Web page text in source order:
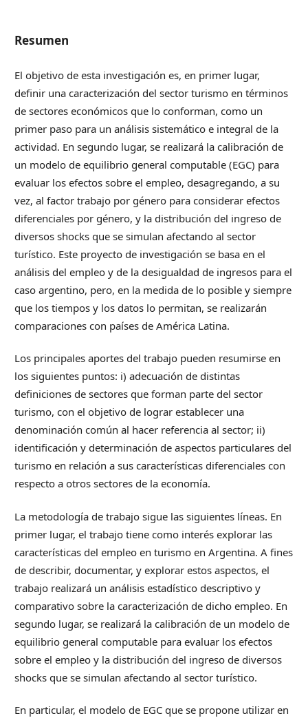
Resumen
El objetivo de esta investigación es, en primer lugar,
definir una caracterización del sector turismo en términos
de sectores económicos que lo conforman, como un
primer paso para un análisis sistemático e integral de la
actividad. En segundo lugar, se realizará la calibración de
un modelo de equilibrio general computable (EGC) para
evaluar los efectos sobre el empleo, desagregando, a su
vez, al factor trabajo por género para considerar efectos
diferenciales por género, y la distribución del ingreso de
diversos shocks que se simulan afectando al sector
turístico. Este proyecto de investigación se basa en el
análisis del empleo y de la desigualdad de ingresos para el
caso argentino, pero, en la medida de lo posible y siempre
que los tiempos y los datos lo permitan, se realizarán
comparaciones con países de América Latina.
Los principales aportes del trabajo pueden resumirse en
los siguientes puntos: i) adecuación de distintas
definiciones de sectores que forman parte del sector
turismo, con el objetivo de lograr establecer una
denominación común al hacer referencia al sector; ii)
identificación y determinación de aspectos particulares del
turismo en relación a sus características diferenciales con
respecto a otros sectores de la economía.
La metodología de trabajo sigue las siguientes líneas. En
primer lugar, el trabajo tiene como interés explorar las
características del empleo en turismo en Argentina. A fines
de describir, documentar, y explorar estos aspectos, el
trabajo realizará un análisis estadístico descriptivo y
comparativo sobre la caracterización de dicho empleo. En
segundo lugar, se realizará la calibración de un modelo de
equilibrio general computable para evaluar los efectos
sobre el empleo y la distribución del ingreso de diversos
shocks que se simulan afectando al sector turístico.
En particular, el modelo de EGC que se propone utilizar en